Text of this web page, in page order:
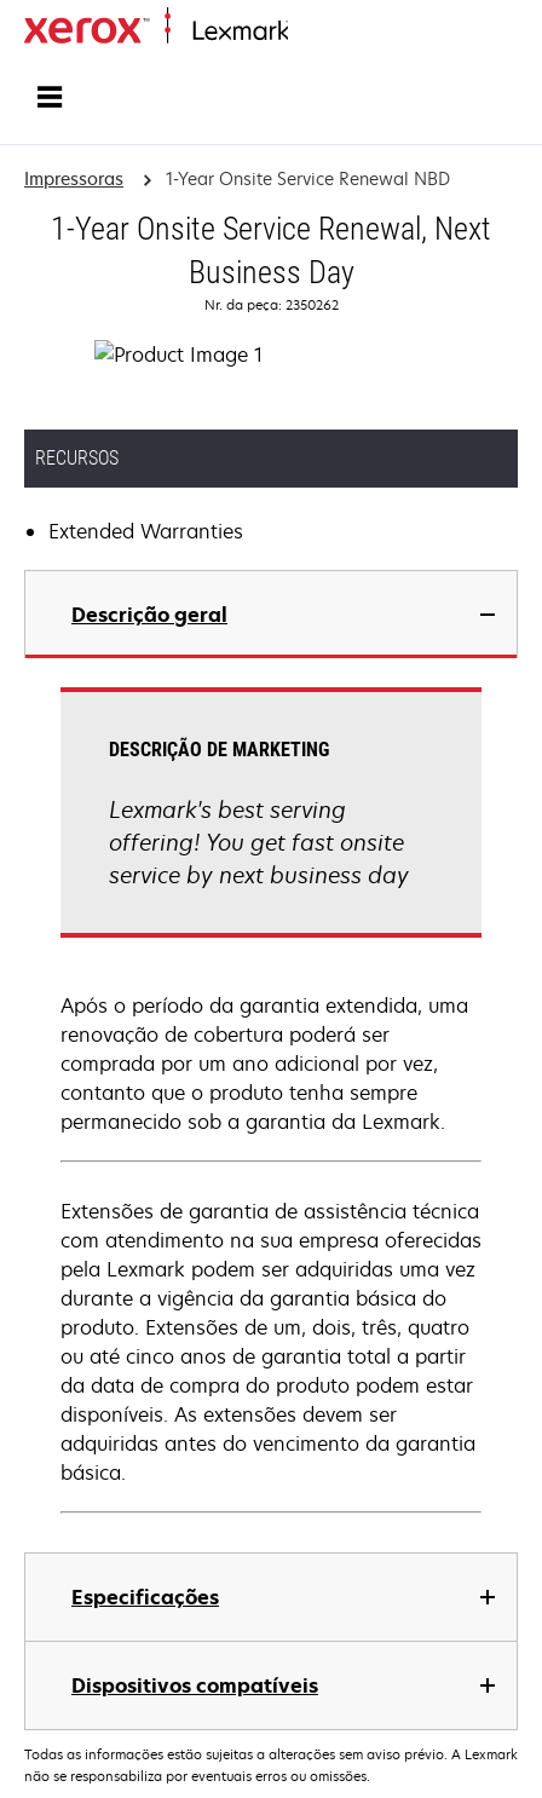
Impressoras 1-Year Onsite Service Renewal NBD
1-Year Onsite Service Renewal, Next
Business Day
Nr. da peça: 2350262
RECURSOS
Extended Warranties
Descrição geral
Especificações
Dispositivos compatíveis
DESCRIÇÃO DE MARKETING
Lexmark's best serving
offering! You get fast onsite
service by next business day
Após o período da garantia extendida, uma
renovação de cobertura poderá ser
comprada por um ano adicional por vez,
contanto que o produto tenha sempre
permanecido sob a garantia da Lexmark.
Extensões de garantia de assistência técnica
com atendimento na sua empresa oferecidas
pela Lexmark podem ser adquiridas uma vez
durante a vigência da garantia básica do
produto. Extensões de um, dois, três, quatro
ou até cinco anos de garantia total a partir
da data de compra do produto podem estar
disponíveis. As extensões devem ser
adquiridas antes do vencimento da garantia
básica.
Todas as informações estão sujeitas a alterações sem aviso prévio. A Lexmark
não se responsabiliza por eventuais erros ou omissões.